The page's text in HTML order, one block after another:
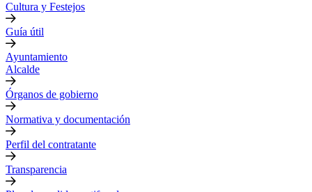
Cultura y Festejos
Guía útil
Ayuntamiento
Alcalde
Órganos de gobierno
Normativa y documentación
Perfil del contratante
Transparencia